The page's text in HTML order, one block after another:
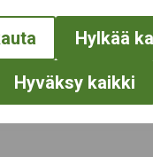
Hylkää
Hyväksy kaikki